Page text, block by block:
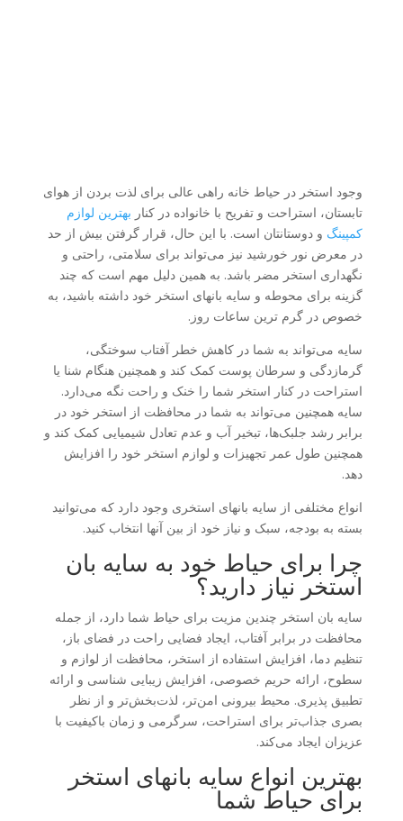
وجود استخر در حیاط خانه راهی عالی برای لذت بردن از هوای
تابستان، استراحت و تفریح ​​با خانواده در کنار بهترین لوازم
کمپینگ و دوستانتان است. با این حال، قرار گرفتن بیش از حد
در معرض نور خورشید نیز می‌تواند برای سلامتی، راحتی و
نگهداری استخر مضر باشد. به همین دلیل مهم است که چند
گزینه برای محوطه و سایه بانهای استخر خود داشته باشید، به
خصوص در گرم ترین ساعات روز.
سایه می‌تواند به شما در کاهش خطر آفتاب سوختگی،
گرمازدگی و سرطان پوست کمک کند و همچنین هنگام شنا یا
استراحت در کنار استخر شما را خنک و راحت نگه می‌دارد.
سایه همچنین می‌تواند به شما در محافظت از استخر خود در
برابر رشد جلبک‌ها، تبخیر آب و عدم تعادل شیمیایی کمک کند و
همچنین طول عمر تجهیزات و لوازم استخر خود را افزایش
دهد.
انواع مختلفی از سایه بانهای استخری وجود دارد که می‌توانید
بسته به بودجه، سبک و نیاز خود از بین آنها انتخاب کنید.
چرا برای حیاط خود به سایه بان
استخر نیاز دارید؟
سایه بان استخر چندین مزیت برای حیاط شما دارد، از جمله
محافظت در برابر آفتاب، ایجاد فضایی راحت در فضای باز،
تنظیم دما، افزایش استفاده از استخر، محافظت از لوازم و
سطوح، ارائه حریم خصوصی، افزایش زیبایی شناسی و ارائه
تطبیق پذیری. محیط بیرونی امن‌تر، لذت‌بخش‌تر و از نظر
بصری جذاب‌تر برای استراحت، سرگرمی و زمان باکیفیت با
عزیزان ایجاد می‌کند.
بهترین انواع سایه بانهای استخر
برای حیاط شما